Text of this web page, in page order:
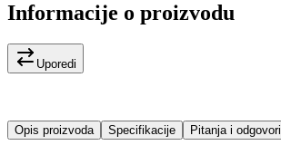
Informacije o proizvodu
Uporedi
Opis proizvoda Specifikacije Pitanja i odgovori